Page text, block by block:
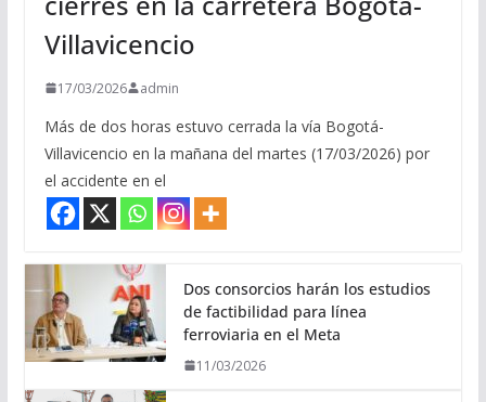
Villavicencio
17/03/2026 admin
Más de dos horas estuvo cerrada la vía Bogotá-
Villavicencio en la mañana del martes (17/03/2026) por
el accidente en el
Dos consorcios harán los estudios
de factibilidad para línea
ferroviaria en el Meta
11/03/2026